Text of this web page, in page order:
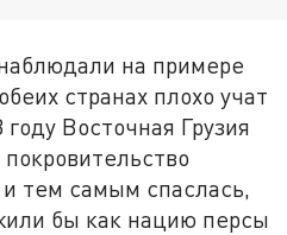
на примере
странах плохо учат
Восточная Грузия
тем самым спаслась,
бы как нацию персы